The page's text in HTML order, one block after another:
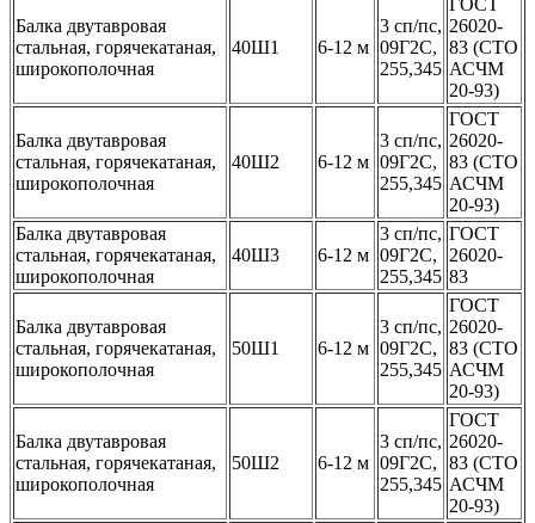
Балка двутавровая
стальная, горячекатаная,
широкополочная
40Ш1 6-12 м
3 сп/пс,
09Г2С,
255,345
ГОСТ
26020-
83 (СТО
АСЧМ
20-93)
Балка двутавровая
стальная, горячекатаная,
широкополочная
40Ш2 6-12 м
3 сп/пс,
09Г2С,
255,345
ГОСТ
26020-
83 (СТО
АСЧМ
20-93)
Балка двутавровая
стальная, горячекатаная,
широкополочная
40Ш3 6-12 м
3 сп/пс,
09Г2С,
255,345
ГОСТ
26020-
83
Балка двутавровая
стальная, горячекатаная,
широкополочная
50Ш1 6-12 м
3 сп/пс,
09Г2С,
255,345
ГОСТ
26020-
83 (СТО
АСЧМ
20-93)
Балка двутавровая
стальная, горячекатаная,
широкополочная
50Ш2 6-12 м
3 сп/пс,
09Г2С,
255,345
ГОСТ
26020-
83 (СТО
АСЧМ
20-93)